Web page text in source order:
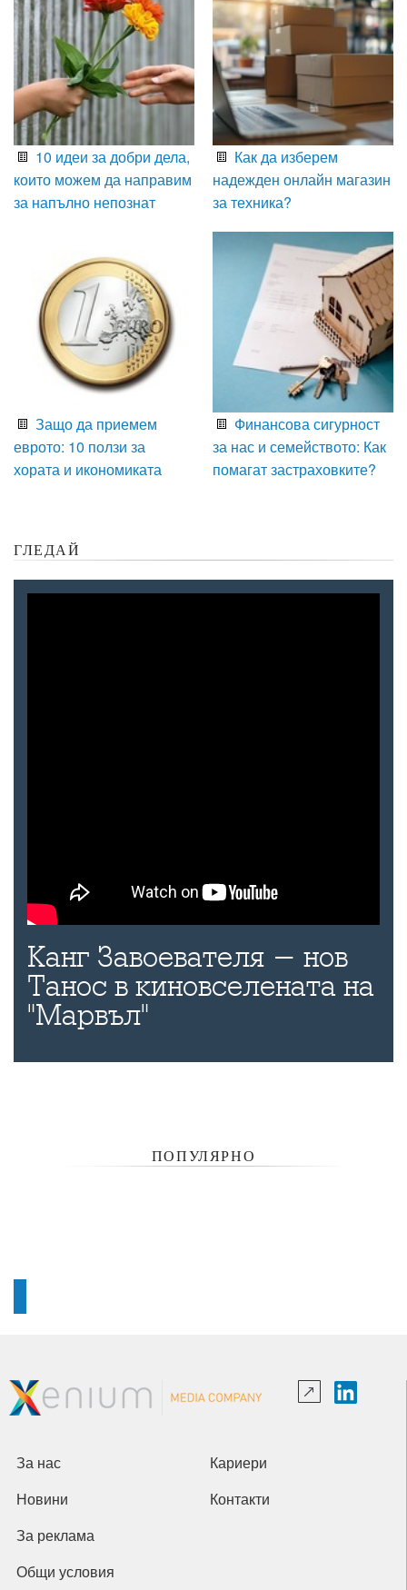
10 идеи за добри дела,
които можем да направим
за напълно непознат
Как да изберем
надежден онлайн магазин
за техника?
Защо да приемем
еврото: 10 ползи за
хората и икономиката
Финансова сигурност
за нас и семейството: Как
помагат застраховките?
ГЛЕДАЙ
Канг Завоевателя - нов
Танос в киновселената на
"Марвъл"
ПОПУЛЯРНО
За нас Кариери
Новини Контакти
За реклама
Общи условия